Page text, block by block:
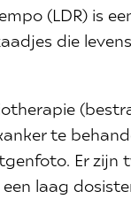
(LDR) is
die
te
Er
laag